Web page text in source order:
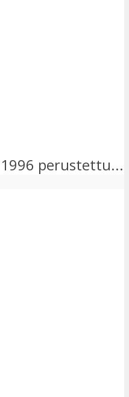
perustettu...